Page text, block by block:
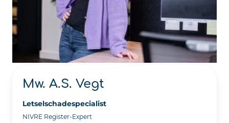
Mw. A.S. Vegt
Letselschadespecialist
NIVRE Register-Expert